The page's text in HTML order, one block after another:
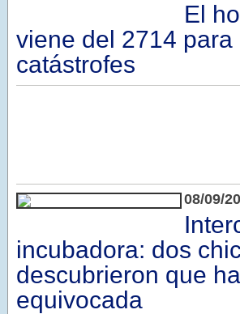
El
viene del 2714
catástrofes
08/09/
incubadora: dos
descubrieron que
equivocada